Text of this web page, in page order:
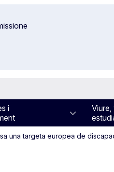
i
Viure,
una targeta europea de